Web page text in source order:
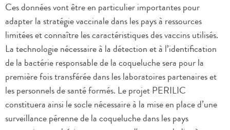
Ces données vont être en particulier importantes pour
adapter la stratégie vaccinale dans les pays à ressources
limitées et connaître les caractéristiques des vaccins utilisés.
La technologie nécessaire à la détection et à l’identification
de la bactérie responsable de la coqueluche sera pour la
première fois transférée dans les laboratoires partenaires et
les personnels de santé formés. Le projet PERILIC
constituera ainsi le socle nécessaire à la mise en place d’une
surveillance pérenne de la coqueluche dans les pays